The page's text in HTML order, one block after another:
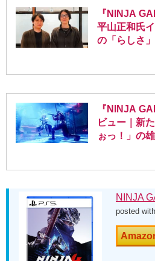
『NINJA
平山正和氏
の「らしさ
『NINJA
ビュー｜新
ぉっ！」の
のスタイル
NINJA
posted with